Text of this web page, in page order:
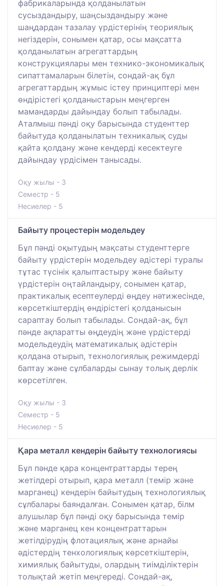
фабрикаларында қолданылатын
сусыздандыру, шаңсыздандыру және
шаңдардан тазалау үрдістерінің теориялық
негіздерін, сонымен қатар, осы мақсатта
қолданылатын агрегаттардың
конструкциялары мен технико-экономикалық
сипаттамаларын білетін, сондай-ақ бұл
агрегаттардың жұмыс істеу принциптері мен
өндірістегі қолданыстарын меңгерген
мамандарды дайындау болып табылады.
Аталмыш пәнді оқу барысында студенттер
байытуда қолданылатын техникалық суды
қайта қолдану және кендерді кесектеуге
дайындау үрдісімен танысады.
Оқу жылы - 3
Семестр - 5
Несиелер - 5
Байыту процестерін модельдеу
Бұл пәнді оқытудың мақсаты студенттерге
байыту үрдістерін модельдеу әдістері туралы
тұтас түсінік қалыптастыру және байыту
үрдістерін оңтайландыру, сонымен қатар,
практикалық есептеулерді өңдеу нәтижесінде,
көрсеткіштердің өндірістегі қолданысын
сараптау болып табылады. Сондай-ақ, бұл
пәнде ақпаратты өңдеудің және үрдістерді
модельдеудің математикалық әдістерін
қолдана отырып, технологиялық режимдерді
баптау және сұлбаларды сынау толық дерлік
көрсетілген.
Оқу жылы - 3
Семестр - 5
Несиелер - 5
Қара металл кендерін байыту технологиясы
Бұл пәнде қара концентраттарды терең
жетілдері отырып, қара металл (темір және
марганец) кендерін байытудың технологиялық
сұлбалары баяндалған. Сонымен қатар, білм
алушылар бұл пәнді оқу барысында темір
және марганец кен концентраттарын
жетілдірудің флотациялық және арнайы
әдістердің тенхологиялық көрсеткіштерін,
химиялық байытуды, олардың тиімділіктерін
толықтай жетіп меңгереді. Сондай-ақ,